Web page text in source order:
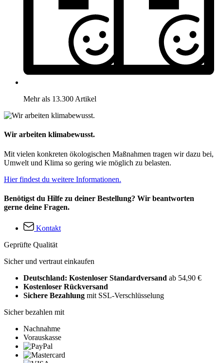
Mehr als 13.300 Artikel
Wir arbeiten klimabewusst.
Mit vielen konkreten ökologischen Maßnahmen tragen wir dazu bei,
Umwelt und Klima so gering wie möglich zu belasten.
Hier findest du weitere Informationen.
Benötigst du Hilfe zu deiner Bestellung? Wir beantworten
gerne deine Fragen.
Kontakt
Geprüfte Qualität
Sicher und vertraut einkaufen
Deutschland: Kostenloser Standardversand ab 54,90 €
Kostenloser Rückversand
Sichere Bezahlung mit SSL-Verschlüsselung
Sicher bezahlen mit
Nachnahme
Vorauskasse